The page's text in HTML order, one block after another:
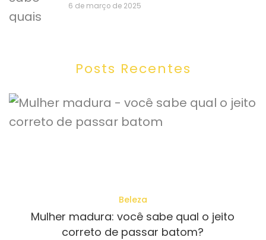
6 de março de 2025
Posts Recentes
Beleza
Mulher madura: você sabe qual o jeito
correto de passar batom?